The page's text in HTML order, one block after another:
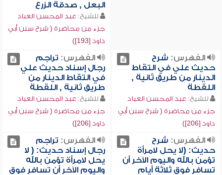
البعل , صدقة الزرع
للشيخ: عبد المحسن العباد
جزء من محاضرة ( شرح سنن أبي
داود [193])
الفهرس: شرح
حديث علي في التقاط
الدينار من طريق ثانية ,
اللقطة
للشيخ: عبد المحسن العباد
جزء من محاضرة ( شرح سنن أبي
داود [206])
الفهرس: تراجم
رجال إسناد حديث علي
في التقاط الدينار من
طريق ثانية , اللقطة
للشيخ: عبد المحسن العباد
جزء من محاضرة ( شرح سنن أبي
داود [206])
الفهرس: شرح
حديث: (لا يحل لامرأة
تؤمن بالله واليوم الآخر أن
تسافر فوق ثلاثة أيام
الفهرس: تراجم
رجال إسناد حديث: ( لا
يحل لامرأة تؤمن بالله
واليوم الآخر أن تسافر فوق